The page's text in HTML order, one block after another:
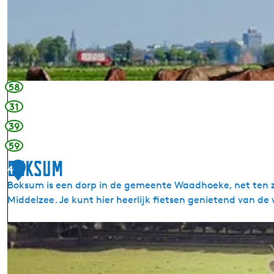
u
s
e
u
m
t
u
m
58
31
39
59
4
Boksum
Boksum is een dorp in de gemeente Waadhoeke, net
Middelzee. Je kunt hier heerlijk fietsen genietend van de
B
o